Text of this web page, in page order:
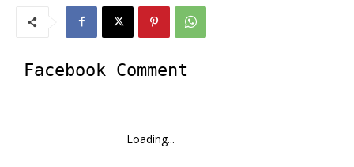
Facebook Comment
Loading...